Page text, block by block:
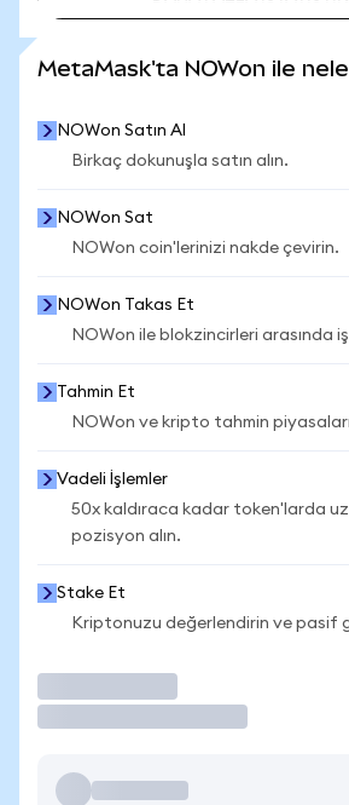
MetaMask'ta NOWon ile
NOWon Satın Al
Birkaç dokunuşla satın alın.
NOWon Sat
NOWon coin'lerinizi nakde çevirin.
NOWon Takas Et
NOWon ile blokzincirleri arasında
Tahmin Et
NOWon ve kripto tahmin
Vadeli İşlemler
50x kaldıraca kadar token'larda
pozisyon alın.
Stake Et
Kriptonuzu değerlendirin ve pasif